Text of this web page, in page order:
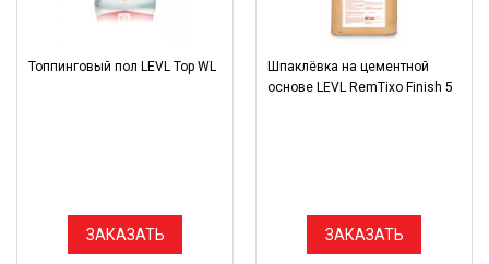
Топпинговый пол LEVL Top WL
ЗАКАЗАТЬ
Шпаклёвка на цементной
основе LEVL RemTixo Finish 5
ЗАКАЗАТЬ